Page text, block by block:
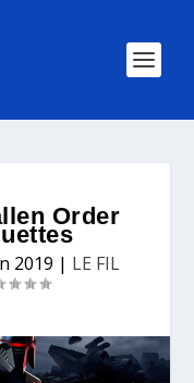
Order
2019 | LE FIL